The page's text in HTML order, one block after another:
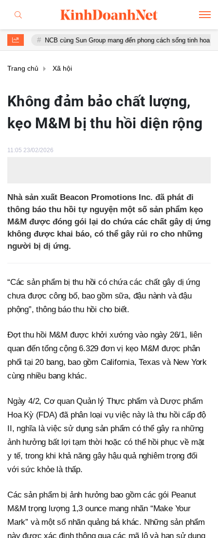
NCB cùng Sun Group mang đến phong cách sống tinh hoa với đặc
Trang chủ Xã hội
Không đảm bảo chất lượng,
kẹo M&M bị thu hồi diện rộng
11:05 23/02/2026
Nhà sản xuất Beacon Promotions Inc. đã phát đi
thông báo thu hồi tự nguyện một số sản phẩm kẹo
M&M được đóng gói lại do chứa các chất gây dị ứng
không được khai báo, có thể gây rủi ro cho những
người bị dị ứng.
“Các sản phẩm bị thu hồi có chứa các chất gây dị ứng
chưa được công bố, bao gồm sữa, đậu nành và đậu
phộng”, thông báo thu hồi cho biết.
Đợt thu hồi M&M được khởi xướng vào ngày 26/1, liên
quan đến tổng cộng 6.329 đơn vị kẹo M&M được phân
phối tại 20 bang, bao gồm California, Texas và New York
cùng nhiều bang khác.
Ngày 4/2, Cơ quan Quản lý Thực phẩm và Dược phẩm
Hoa Kỳ (FDA) đã phân loại vụ việc này là thu hồi cấp độ
II, nghĩa là việc sử dụng sản phẩm có thể gây ra những
ảnh hưởng bất lợi tạm thời hoặc có thể hồi phục về mặt
y tế, trong khi khả năng gây hậu quả nghiêm trọng đối
với sức khỏe là thấp.
Các sản phẩm bị ảnh hưởng bao gồm các gói Peanut
M&M trọng lượng 1,3 ounce mang nhãn “Make Your
Mark” và một số nhãn quảng bá khác. Những sản phẩm
này được xác định thông qua các mã lô và hạn sử dụng